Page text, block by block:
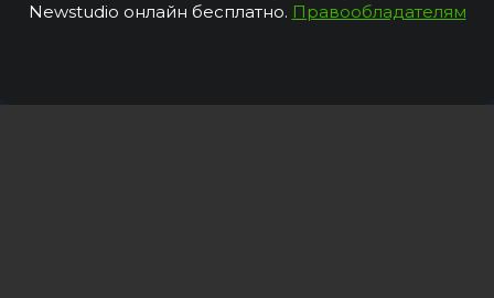
Newstudio онлайн бесплатно. Правообладателям